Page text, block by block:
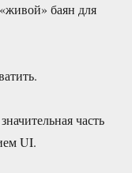
баян для
часть
UI.